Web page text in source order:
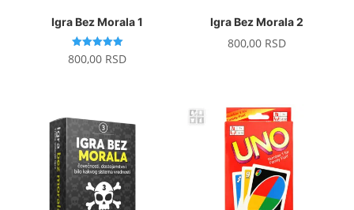
Igra Bez Morala 1
Ocenjeno
sa
800,00 RSD
Igra Bez Morala 2
800,00 RSD